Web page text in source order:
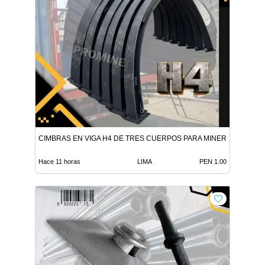
CIMBRAS EN VIGA H4 DE TRES CUERPOS PARA MINERÍA
Hace 11 horas LIMA PEN 1.00